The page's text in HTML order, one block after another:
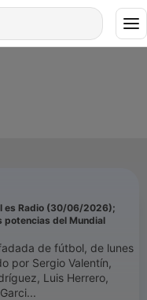
es Radio (30/06/2026);
potencias del Mundial
de fútbol, de lunes
por Sergio Valentín,
Luis Herrero,